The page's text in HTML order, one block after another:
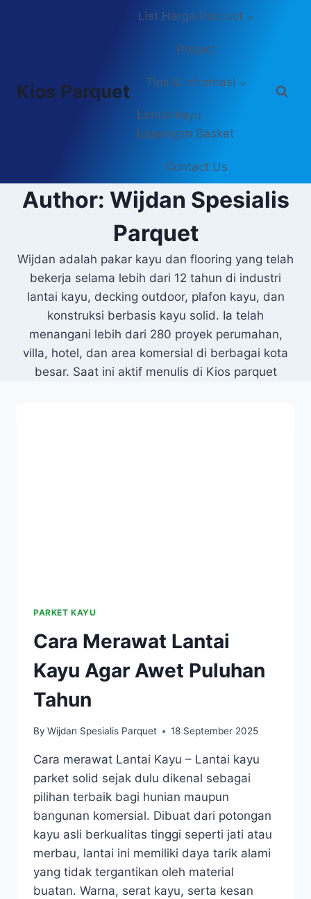
Kios Parquet
List Harga Product
Project
Tips & Informasi
Lantai kayu
Lapangan Basket
Contact Us
Author: Wijdan Spesialis
Parquet
Wijdan adalah pakar kayu dan flooring yang telah
bekerja selama lebih dari 12 tahun di industri
lantai kayu, decking outdoor, plafon kayu, dan
konstruksi berbasis kayu solid. Ia telah
menangani lebih dari 280 proyek perumahan,
villa, hotel, dan area komersial di berbagai kota
besar. Saat ini aktif menulis di Kios parquet
PARKET KAYU
Cara Merawat Lantai
Kayu Agar Awet Puluhan
Tahun
By Wijdan Spesialis Parquet 18 September 2025
Cara merawat Lantai Kayu – Lantai kayu
parket solid sejak dulu dikenal sebagai
pilihan terbaik bagi hunian maupun
bangunan komersial. Dibuat dari potongan
kayu asli berkualitas tinggi seperti jati atau
merbau, lantai ini memiliki daya tarik alami
yang tidak tergantikan oleh material
buatan. Warna, serat kayu, serta kesan